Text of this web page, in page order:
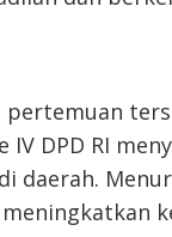
pertemuan
IV DPD RI
daerah.